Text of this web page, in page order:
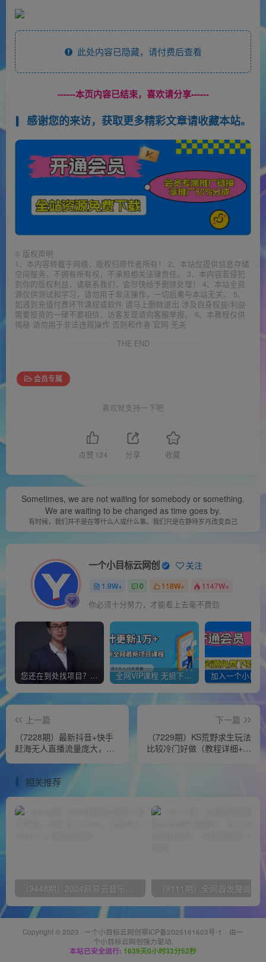
此处内容已隐藏，请付费后查看
------本页内容已结束，喜欢请分享------
感谢您的来访，获取更多精彩文章请收藏本站。
© 版权声明
1、本内容转载于网络，版权归原作者所有！ 2、本站仅提供信息存储
空间服务，不拥有所有权，不承担相关法律责任。 3、本内容若侵犯
到你的版权利益，请联系我们，会尽快给予删除处理！ 4、本站全资
源仅供测试和学习，请勿用于非法操作，一切后果与本站无关。 5、
如遇到充值付费环节课程或软件 请马上删除退出 涉及自身权益/利益
需要投资的一律不要相信，访客发现请向客服举报。 6、本教程仅供
揭秘 请勿用于非法违规操作 否则和作者 官网 无关
THE END
会员专属
喜欢就支持一下吧
点赞 124 分享 收藏
Sometimes, we are not waiting for somebody or something.
We are waiting to be changed as time goes by.
有时候，我们并不是在等什么人或什么事。我们只是在静待岁月改变自己
一个小目标云网创 关注
1.9W+ 0 118W+ 1147W+
你必须十分努力，才能看上去毫不费劲
您还在到处找项目？还在当韭菜？我靠经营“一个小目标网创商城”年入百W+，曾经我也负债累累! 全网VIP课程 无损下载~
上一篇
（7228期）最新抖音+快手
赶海无人直播流量庞大，效
下一篇
（7229期）KS荒野求生玩法
比较冷门好做（教程详细+带
相关推荐
Copyright © 2023 · 一个小目标云网创鄂ICP备2025161603号-1 · 由一
个小目标云网创强力驱动.
本站已安全运行: 1639天0小时33分52秒